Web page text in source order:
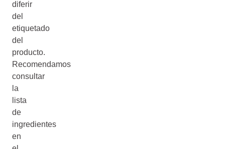
diferir
del
etiquetado
del
producto.
Recomendamos
consultar
la
lista
de
ingredientes
en